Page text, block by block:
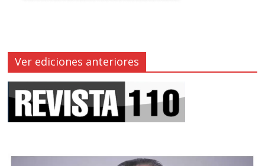
Ver ediciones anteriores